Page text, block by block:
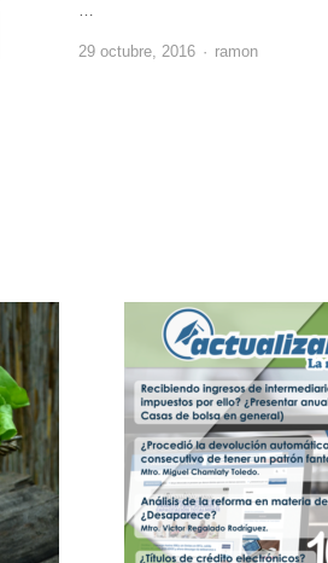
…
29 octubre, 2016 Author
ramon